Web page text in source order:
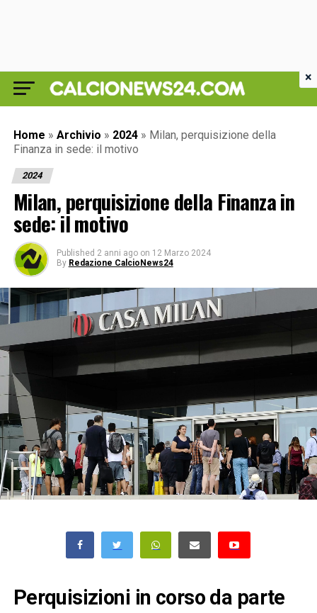
Home » Archivio » 2024 » Milan, perquisizione della
Finanza in sede: il motivo
2024
Milan, perquisizione della Finanza in
sede: il motivo
Published 2 anni ago on 12 Marzo 2024
By Redazione CalcioNews24
Perquisizioni in corso da parte
×